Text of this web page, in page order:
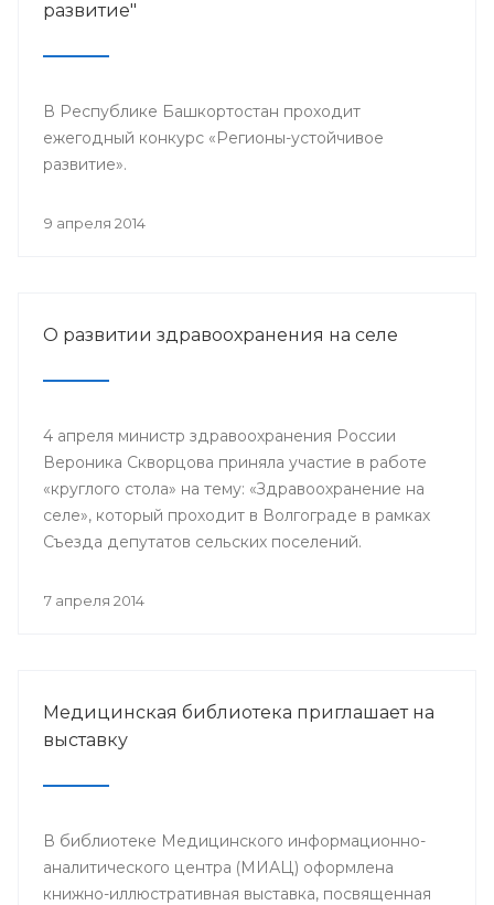
развитие"
В Республике Башкортостан проходит
ежегодный конкурс «Регионы-устойчивое
развитие».
9 апреля 2014
О развитии здравоохранения на селе
4 апреля министр здравоохранения России
Вероника Скворцова приняла участие в работе
«круглого стола» на тему: «Здравоохранение на
селе», который проходит в Волгограде в рамках
Съезда депутатов сельских поселений.
7 апреля 2014
Медицинская библиотека приглашает на
выставку
В библиотеке Медицинского информационно-
аналитического центра (МИАЦ) оформлена
книжно-иллюстративная выставка, посвященная